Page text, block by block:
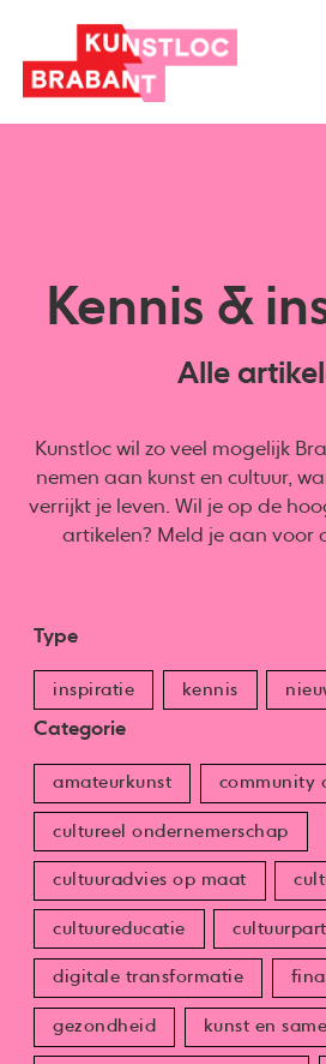
Kennis &
Alle
Kunstloc wil zo veel mogelijk
nemen aan kunst en cultuur,
verrijkt je leven. Wil je op de
artikelen? Meld je aan voor
Type
inspiratie kennis
Categorie
amateurkunst community
cultureel ondernemerschap
cultuuradvies op maat
cultuureducatie
digitale transformatie
gezondheid kunst en